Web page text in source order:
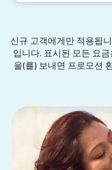
신규 고객에게만 적용됩
입니다. 표시된 모든 요
을(를) 보내면 프로모션